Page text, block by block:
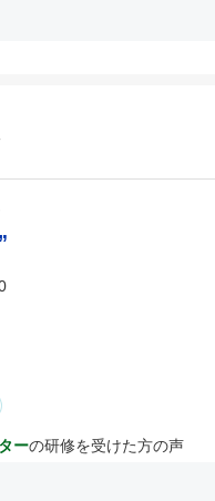
ーの研修を受けた方の声